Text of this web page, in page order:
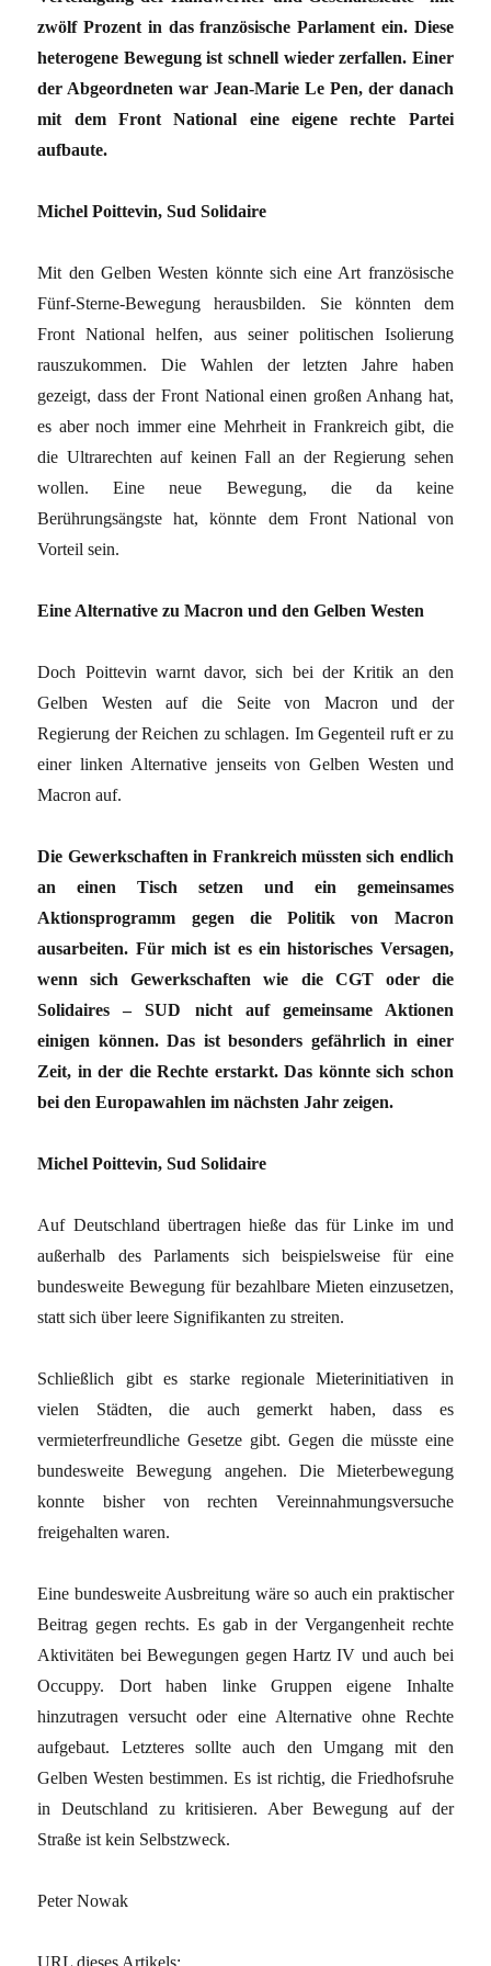
zwölf Prozent in das französische Parlament ein. Diese
heterogene Bewegung ist schnell wieder zerfallen. Einer
der Abgeordneten war Jean-Marie Le Pen, der danach
mit dem Front National eine eigene rechte Partei
aufbaute.
Michel Poittevin, Sud Solidaire
Mit den Gelben Westen könnte sich eine Art französische
Fünf-Sterne-Bewegung herausbilden. Sie könnten dem
Front National helfen, aus seiner politischen Isolierung
rauszukommen. Die Wahlen der letzten Jahre haben
gezeigt, dass der Front National einen großen Anhang hat,
es aber noch immer eine Mehrheit in Frankreich gibt, die
die Ultrarechten auf keinen Fall an der Regierung sehen
wollen. Eine neue Bewegung, die da keine
Berührungsängste hat, könnte dem Front National von
Vorteil sein.
Eine Alternative zu Macron und den Gelben Westen
Doch Poittevin warnt davor, sich bei der Kritik an den
Gelben Westen auf die Seite von Macron und der
Regierung der Reichen zu schlagen. Im Gegenteil ruft er zu
einer linken Alternative jenseits von Gelben Westen und
Macron auf.
Die Gewerkschaften in Frankreich müssten sich endlich
an einen Tisch setzen und ein gemeinsames
Aktionsprogramm gegen die Politik von Macron
ausarbeiten. Für mich ist es ein historisches Versagen,
wenn sich Gewerkschaften wie die CGT oder die
Solidaires – SUD nicht auf gemeinsame Aktionen
einigen können. Das ist besonders gefährlich in einer
Zeit, in der die Rechte erstarkt. Das könnte sich schon
bei den Europawahlen im nächsten Jahr zeigen.
Michel Poittevin, Sud Solidaire
Auf Deutschland übertragen hieße das für Linke im und
außerhalb des Parlaments sich beispielsweise für eine
bundesweite Bewegung für bezahlbare Mieten einzusetzen,
statt sich über leere Signifikanten zu streiten.
Schließlich gibt es starke regionale Mieterinitiativen in
vielen Städten, die auch gemerkt haben, dass es
vermieterfreundliche Gesetze gibt. Gegen die müsste eine
bundesweite Bewegung angehen. Die Mieterbewegung
konnte bisher von rechten Vereinnahmungsversuche
freigehalten waren.
Eine bundesweite Ausbreitung wäre so auch ein praktischer
Beitrag gegen rechts. Es gab in der Vergangenheit rechte
Aktivitäten bei Bewegungen gegen Hartz IV und auch bei
Occuppy. Dort haben linke Gruppen eigene Inhalte
hinzutragen versucht oder eine Alternative ohne Rechte
aufgebaut. Letzteres sollte auch den Umgang mit den
Gelben Westen bestimmen. Es ist richtig, die Friedhofsruhe
in Deutschland zu kritisieren. Aber Bewegung auf der
Straße ist kein Selbstzweck.
Peter Nowak
URL dieses Artikels: